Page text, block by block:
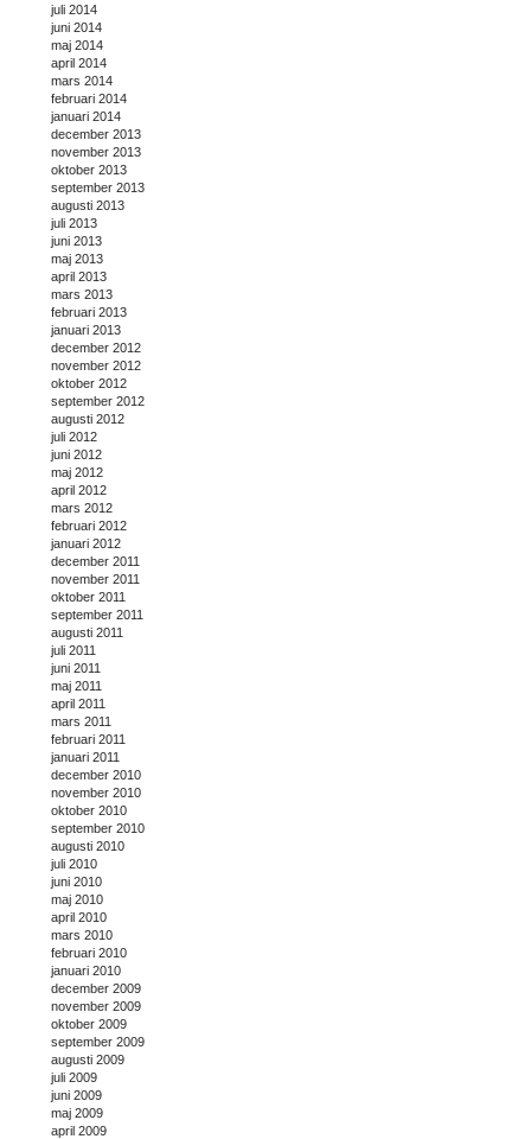
juli 2014
juni 2014
maj 2014
april 2014
mars 2014
februari 2014
januari 2014
december 2013
november 2013
oktober 2013
september 2013
augusti 2013
juli 2013
juni 2013
maj 2013
april 2013
mars 2013
februari 2013
januari 2013
december 2012
november 2012
oktober 2012
september 2012
augusti 2012
juli 2012
juni 2012
maj 2012
april 2012
mars 2012
februari 2012
januari 2012
december 2011
november 2011
oktober 2011
september 2011
augusti 2011
juli 2011
juni 2011
maj 2011
april 2011
mars 2011
februari 2011
januari 2011
december 2010
november 2010
oktober 2010
september 2010
augusti 2010
juli 2010
juni 2010
maj 2010
april 2010
mars 2010
februari 2010
januari 2010
december 2009
november 2009
oktober 2009
september 2009
augusti 2009
juli 2009
juni 2009
maj 2009
april 2009